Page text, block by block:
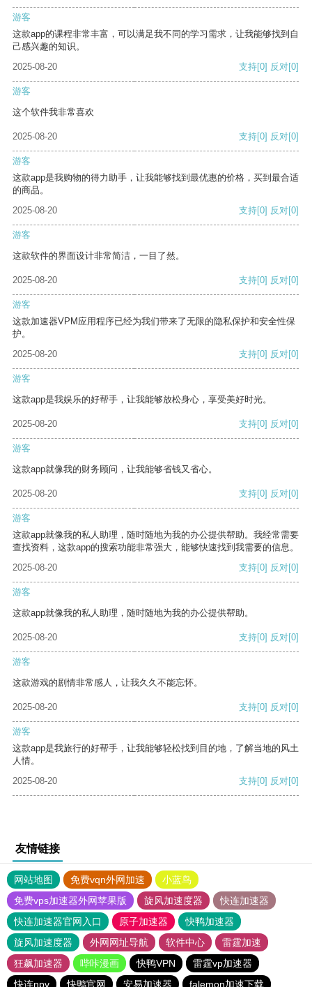
游客
这款app的课程非常丰富，可以满足我不同的学习需求，让我能够找到自
己感兴趣的知识。
2025-08-20
支持[0] 反对[0]
游客
这个软件我非常喜欢
2025-08-20 支持[0] 反对[0]
游客
这款app是我购物的得力助手，让我能够找到最优惠的价格，买到最合适
的商品。
2025-08-20
支持[0] 反对[0]
游客
这款软件的界面设计非常简洁，一目了然。
2025-08-20 支持[0] 反对[0]
游客
这款加速器VPM应用程序已经为我们带来了无限的隐私保护和安全性保
护。
2025-08-20
支持[0] 反对[0]
游客
这款app是我娱乐的好帮手，让我能够放松身心，享受美好时光。
2025-08-20 支持[0] 反对[0]
游客
这款app就像我的财务顾问，让我能够省钱又省心。
2025-08-20 支持[0] 反对[0]
游客
这款app就像我的私人助理，随时随地为我的办公提供帮助。我经常需要
查找资料，这款app的搜索功能非常强大，能够快速找到我需要的信息。
2025-08-20
支持[0] 反对[0]
游客
这款app就像我的私人助理，随时随地为我的办公提供帮助。
2025-08-20 支持[0] 反对[0]
游客
这款游戏的剧情非常感人，让我久久不能忘怀。
2025-08-20 支持[0] 反对[0]
游客
这款app是我旅行的好帮手，让我能够轻松找到目的地，了解当地的风土
人情。
2025-08-20
支持[0] 反对[0]
友情链接
网站地图 免费vqn外网加速
小蓝鸟
免费vps加速器外网苹果版
旋风加速度器
快连加速器
快连加速器官网入口
原子加速器
快鸭加速器
旋风加速度器
外网网址导航 软件中心
雷霆加速
狂飙加速器
哔咔漫画 快鸭VPN
雷霆vp加速器
快连npv
快鸭官网 安易加速器 falemon加速下载